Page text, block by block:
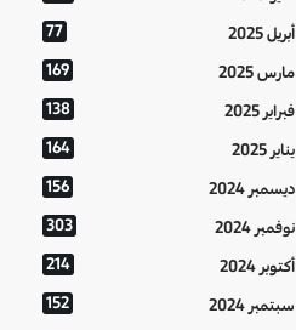
أبريل 2025 77
مارس 2025 169
فبراير 2025 138
يناير 2025 164
ديسمبر 2024 156
نوفمبر 2024 303
أكتوبر 2024 214
سبتمبر 2024 152